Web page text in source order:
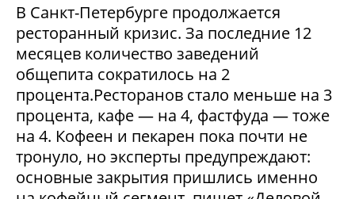
В Санкт-Петербурге продолжается
ресторанный кризис. За последние 12
месяцев количество заведений
общепита сократилось на 2
процента.Ресторанов стало меньше на 3
процента, кафе — на 4, фастфуда — тоже
на 4. Кофеен и пекарен пока почти не
тронуло, но эксперты предупреждают:
основные закрытия пришлись именно